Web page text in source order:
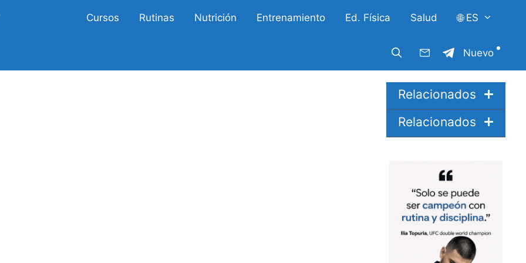
Cursos Rutinas Nutrición Entrenamiento Ed. Física Salud 🌐 ES
Nuevo
Relacionados
Relacionados